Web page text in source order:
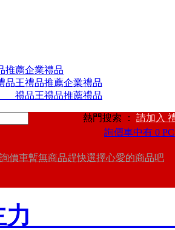
薦企業禮品
推薦企業禮品
品王禮品推薦禮品
熱門搜索 ： 請加入
詢價車中有 0
價車暫無商品趕快選擇心愛的商品吧
力 禮品